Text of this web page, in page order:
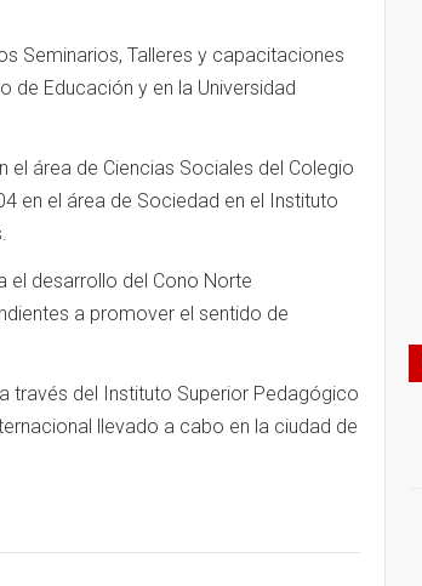
Seminarios, Talleres y capacitaciones
de Educación y en la Universidad
área de Ciencias Sociales del Colegio
en el área de Sociedad en el Instituto
el desarrollo del Cono Norte
a promover el sentido de
través del Instituto Superior Pedagógico
llevado a cabo en la ciudad de